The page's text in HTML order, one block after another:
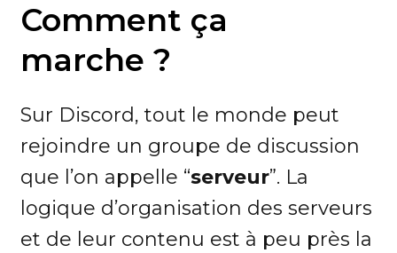
Comment ça
marche ?
Sur Discord, tout le monde peut
rejoindre un groupe de discussion
que l’on appelle “serveur”. La
logique d’organisation des serveurs
et de leur contenu est à peu près la